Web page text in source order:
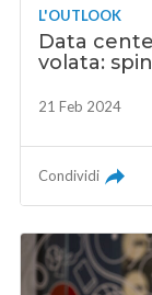
L'OUTLOOK
Data
volata:
21 Feb 2024
Condividi